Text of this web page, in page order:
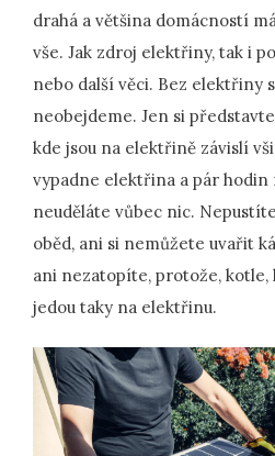
drahá a většina domácností
vše. Jak zdroj elektřiny, tak i
nebo další věci. Bez elektřiny
neobejdeme. Jen si
kde jsou na elektřině závislí
vypadne elektřina a pár hodin
neuděláte vůbec nic.
oběd, ani si nemůžete uvařit
ani nezatopíte, protože,
jedou taky na elektřinu.